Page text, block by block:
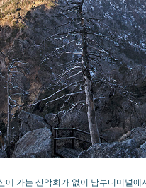
에 가는 산악회가 없어 남부터미널에